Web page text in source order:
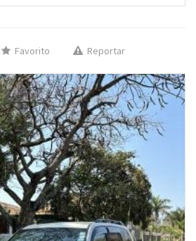
Favorito Reportar